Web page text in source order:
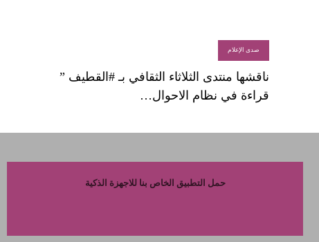
صدى الإعلام
ناقشها منتدى الثلاثاء الثقافي بـ #القطيف ”
قراءة في نظام الاحوال…
حمل التطبيق الخاص بنا للاجهزة الذكية